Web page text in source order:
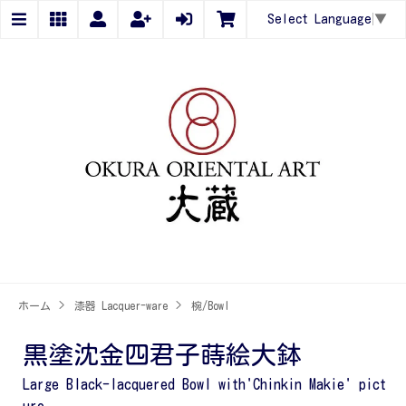
Select Language ▼
ホーム > 漆器 Lacquer-ware > 椀/Bowl
黒塗沈金四君子蒔絵大鉢
Large Black-lacquered Bowl with'Chinkin Makie' pict